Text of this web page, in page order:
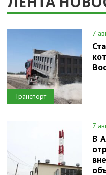
Транспорт
7
7
В